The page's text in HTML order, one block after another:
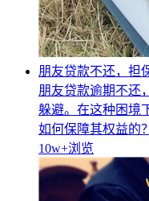
朋友贷款不还，担
朋友贷款逾期不还
躲避。在这种困境
如何保障其权益的？
10w+浏览